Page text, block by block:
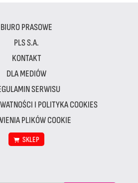
BIURO PRASOWE
PLS S.A.
KONTAKT
DLA MEDIÓW
SERWISU
I POLITYKA COOKIES
PLIKÓW COOKIE
SKLEP